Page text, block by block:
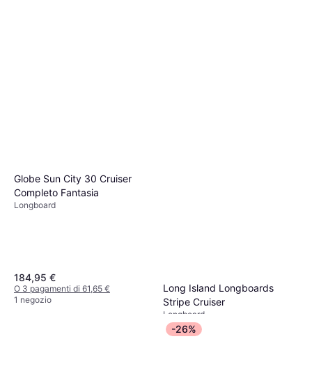
Globe Sun City 30 Cruiser
Completo Fantasia
Longboard
184,95 €
O 3 pagamenti di 61,65 €
1 negozio
Long Island Longboards
Stripe Cruiser
Longboard
129,95 €
O 3 pagamenti di 43,31 €
-26%